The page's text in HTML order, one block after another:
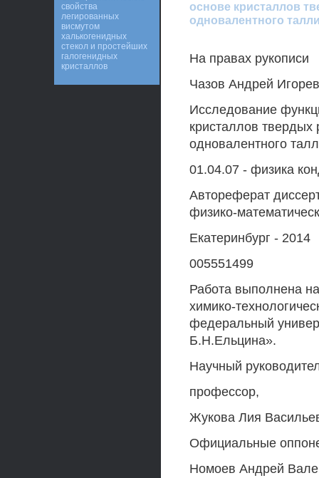
основе кристаллов
одновалентного
На правах рукописи
Чазов Андрей
Исследование
кристаллов твердых
одновалентного
01.04.07 - физика
Автореферат
физико-
Екатеринбург - 2014
005551499
Работа выполнена
химико-
федеральный
Б.Н.Ельцина».
Научный
профессор,
Жукова Лия
Официальные
Номоев Андрей
свойства
легированных
висмутом
халькогенидных
стекол и простейших
галогенидных
кристаллов